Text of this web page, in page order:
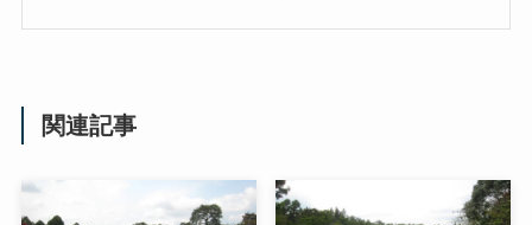
関連記事